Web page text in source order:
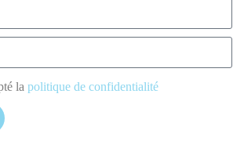
la politique de confidentialité